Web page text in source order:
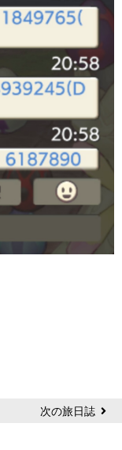
次の旅日誌